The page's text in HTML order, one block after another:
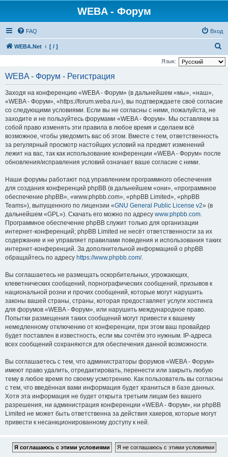
WEBA - Форум
FAQ Вход
WEBA.Net [ / ]
о
Язык:
WEBA - Форум - Регистрация
Заходя на конференцию «WEBA - Форум» (в дальнейшем «мы», «наш»,
«WEBA - Форум», «https://forum.weba.ru»), вы подтверждаете своё согласие
со следующими условиями. Если вы не согласны с ними, пожалуйста, не
заходите и не пользуйтесь форумами «WEBA - Форум». Мы оставляем за
собой право изменять эти правила в любое время и сделаем всё
возможное, чтобы уведомить вас об этом. Вместе с тем, ответственность
за регулярный просмотр настойщих условий на предмет изменений
лежит на вас, так как использование конференции «WEBA - Форум» после
обновления/исправления условий означает ваше согласие с ними.
Наши форумы работают под управлением программного обеспечения
для создания конференций phpBB (в дальнейшем «они», «программное
обеспечение phpBB», «www.phpbb.com», «phpBB Limited», «phpBB
Teams»), выпущенного по лицензии «GNU General Public License v2» (в
дальнейшем «GPL»). Скачать его можно по адресу www.phpbb.com.
Программное обеспечение phpBB служит только для организации
интернет-конференций; phpBB Limited не несёт ответственности за их
содержание и не управляет правилами поведения и использования таких
интернет-конференций. За дополнительной информацией о phpBB
обращайтесь по адресу https://www.phpbb.com/.
Вы соглашаетесь не размещать оскорбительных, угрожающих,
клеветнических сообщений, порнографических сообщений, призывов к
национальной розни и прочих сообщений, которые могут нарушить
законы вашей страны, страны, которая предоставляет услуги хостинга
для форумов «WEBA - Форум», или нарушить международное право.
Попытки размещения таких сообщений могут привести к вашему
немедленному отключению от конференции, при этом ваш провайдер
будет поставлен в известность, если мы сочтём это нужным. IP-адреса
всех сообщений сохраняются для обеспечения данной возможности.
Вы соглашаетесь с тем, что администраторы форумов «WEBA - Форум»
имеют право удалить, отредактировать, перенести или закрыть любую
тему в любое время по своему усмотрению. Как пользователь вы согласны
с тем, что введённая вами информация будет храниться в базе данных.
Хотя эта информация не будет открыта третьим лицам без вашего
разрешения, ни администрация конференции «WEBA - Форум», ни phpBB
Limited не может быть ответственна за действия хакеров, которые могут
привести к несанкционированному доступу к ней.